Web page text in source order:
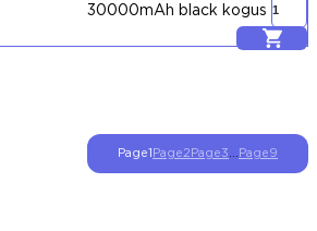
30000mAh black kogus
Lisa korvi
Page Page 2 Page 3 Page 9